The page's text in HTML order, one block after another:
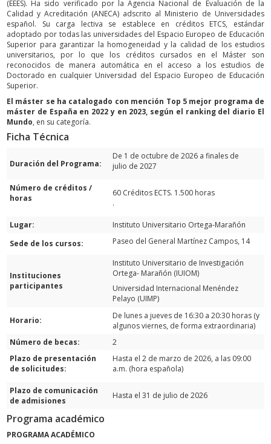
(EEES). Ha sido verificado por la Agencia Nacional de Evaluación de la
Calidad y Acreditación (ANECA) adscrito al Ministerio de Universidades
español. Su carga lectiva se establece en créditos ETCS, estándar
adoptado por todas las universidades del Espacio Europeo de Educación
Superior para garantizar la homogeneidad y la calidad de los estudios
universitarios, por lo que los créditos cursados en el Máster son
reconocidos de manera automática en el acceso a los estudios de
Doctorado en cualquier Universidad del Espacio Europeo de Educación
Superior.
El máster se ha catalogado con mención Top 5 mejor programa de
máster de España en 2022 y en 2023, según el ranking del diario El
Mundo, en su categoría.
Ficha Técnica
Duración del Programa:
De 1 de octubre de 2026 a finales de
julio de 2027
Número de créditos /
horas
60 Créditos ECTS. 1.500 horas
.
Lugar:
Instituto Universitario Ortega-Marañón
Sede de los cursos:
Paseo del General Martínez Campos, 14
Instituciones
participantes
Instituto Universitario de Investigación
Ortega- Marañón (IUIOM)
Universidad Internacional Menéndez
Pelayo (UIMP)
Horario:
De lunes a jueves de 16:30 a 20:30 horas (y
algunos viernes, de forma extraordinaria)
Número de becas:
2
Plazo de presentación
de solicitudes:
Hasta el 2 de marzo de 2026, a las 09:00
a.m. (hora española)
Plazo de comunicación
de admisiones
Hasta el 31 de julio de 2026
Programa académico
PROGRAMA ACADÉMICO